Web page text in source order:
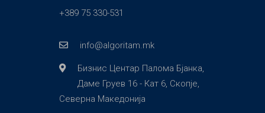
+389 75 330-531
info@algoritam.mk
Бизнис Центар Палома Бјанка,
Даме Груев 16 - Кат 6, Скопје,
Северна Македонија